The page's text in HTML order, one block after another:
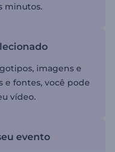
minutos.
imagens e
e fontes, você pode
vídeo.
evento